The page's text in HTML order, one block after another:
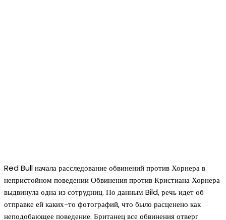
Red Bull начала расследование обвинений против Хорнера в
непристойном поведении Обвинения против Кристиана Хорнера
выдвинула одна из сотрудниц. По данным Bild, речь идет об
отправке ей каких-то фотографий, что было расценено как
неподобающее поведение. Британец все обвинения отверг